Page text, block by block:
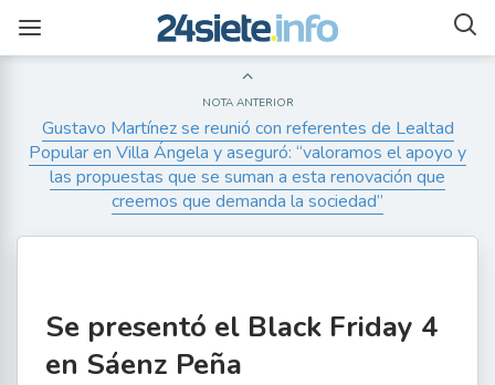
NOTA ANTERIOR
Gustavo Martínez se reunió con referentes de Lealtad
Popular en Villa Ángela y aseguró: “valoramos el apoyo y
las propuestas que se suman a esta renovación que
creemos que demanda la sociedad”
Se presentó el Black Friday 4
en Sáenz Peña